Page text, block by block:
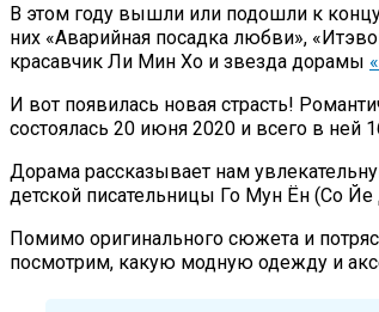
В этом году вышли или подошли к
них «Аварийная посадка любви»,
красавчик Ли Мин Хо и звезда дорамы
И вот появилась новая страсть!
состоялась 20 июня 2020 и всего в ней
Дорама рассказывает нам
детской писательницы Го Мун Ён (Со
Помимо оригинального сюжета и
посмотрим, какую модную одежду и